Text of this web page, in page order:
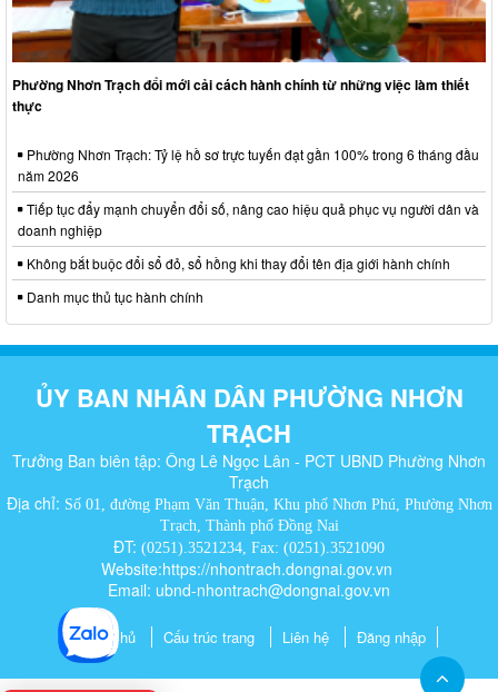
Phường Nhơn Trạch đổi mới cải cách hành chính từ những việc làm thiết
thực
Phường Nhơn Trạch: Tỷ lệ hồ sơ trực tuyến đạt gần 100% trong 6 tháng đầu
năm 2026
Tiếp tục đẩy mạnh chuyển đổi số, nâng cao hiệu quả phục vụ người dân và
doanh nghiệp
Không bắt buộc đổi sổ đỏ, sổ hồng khi thay đổi tên địa giới hành chính
Danh mục thủ tục hành chính
ỦY BAN NHÂN DÂN PHƯỜNG NHƠN
TRẠCH
Trưởng Ban biên tập: Ông Lê Ngọc Lân - PCT UBND Phường Nhơn
Trạch
Địa chỉ: Số 01, đường Phạm Văn Thuận, Khu phố Nhơn Phú, Phường Nhơn
Trạch, Thành phố Đồng Nai
ĐT: (0251).3521234, Fax: (0251).3521090
Website:https://nhontrach.dongnai.gov.vn
Email: ubnd-nhontrach@dongnai.gov.vn​
Trang chủ Cấu trúc trang Liên hệ Đăng nhập